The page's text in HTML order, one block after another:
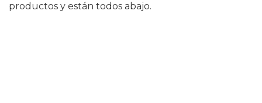
productos y están todos abajo.